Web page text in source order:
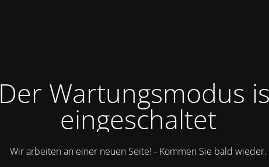
Der Wartungsmodus
eingeschaltet
Wir arbeiten an einer neuen Seite! - Kommen Sie bald wieder.